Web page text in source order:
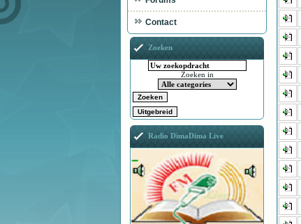
Contact
Zoeken
Zoeken in
Radio DimaDima Live